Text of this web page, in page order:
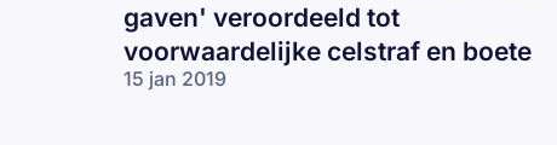
gaven' veroordeeld tot
voorwaardelijke celstraf en boete
15 jan 2019